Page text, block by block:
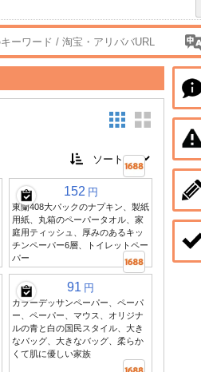
152 円
東蘭408大パックのナプキン、製紙
用紙、丸箱のペーパータオル、家
庭用ティッシュ、厚みのあるキッ
チンペーパー6層、トイレットペー
パー
91 円
カラーデッサンペーパー、ペーパ
ー、ペーパー、マウス、オリジナ
ルの青と白の国民スタイル、大き
なバッグ、大きなバッグ、柔らか
くて肌に優しい家族